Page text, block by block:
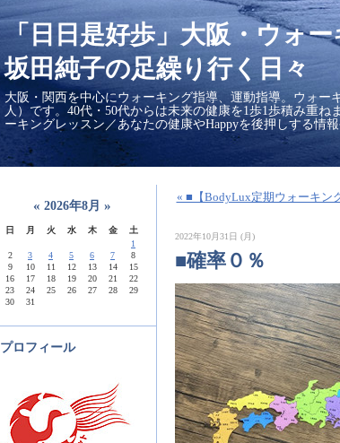
「日日是好歩」大阪・ウォ
坂田純子の足繰り行く日々
大阪・関西を中心にウォーキング指導、運動指導。ウォ
人）です。40代・50代からは未来の健康を1歩1歩積み重
ーキングレッスン／あなたの健康やHappyを後押しする情
« 2026年8月 »
日 月 火 水 木 金
土
1
2
3 4 5 6 7
8
9
10 11 12 13 14
15
16
17 18 19 20 21
22
23
24 25 26 27 28
29
30
31
プロフィール
« ■【BodyLux定期ウォーキン
2022年10月31日 (月)
■確率０％